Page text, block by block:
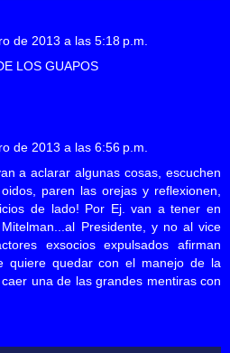
de 2013 a las 5:18 p.m.
LOS GUAPOS
de 2013 a las 6:56 p.m.
a aclarar algunas cosas, escuchen
paren las orejas y reflexionen,
de lado! Por Ej. van a tener en
Presidente, y no al vice
exsocios expulsados afirman
quiere quedar con el manejo de la
una de las grandes mentiras con